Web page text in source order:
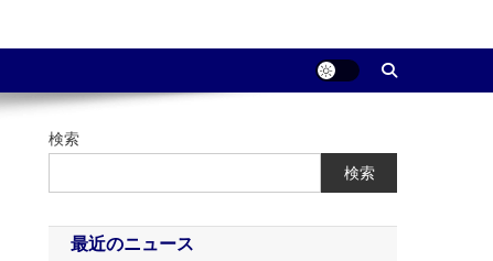
検索
検索
最近のニュース